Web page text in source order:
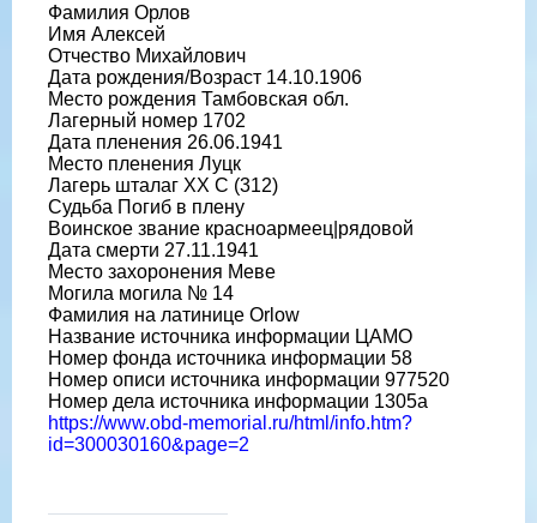
Фамилия Орлов
Имя Алексей
Отчество Михайлович
Дата рождения/Возраст 14.10.1906
Место рождения Тамбовская обл.
Лагерный номер 1702
Дата пленения 26.06.1941
Место пленения Луцк
Лагерь шталаг XX C (312)
Судьба Погиб в плену
Воинское звание красноармеец|рядовой
Дата смерти 27.11.1941
Место захоронения Меве
Могила могила № 14
Фамилия на латинице Orlow
Название источника информации ЦАМО
Номер фонда источника информации 58
Номер описи источника информации 977520
Номер дела источника информации 1305a
https://www.obd-memorial.ru/html/info.htm?
id=300030160&page=2